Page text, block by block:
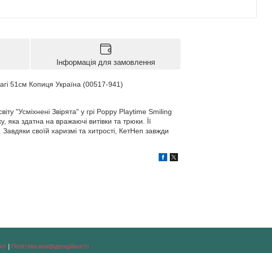
Інформація для замовлення
51см Копиця Україна (00517-941)
"Усміхнені Звірята" у грі Poppy Playtime Smiling
здатна на вражаючі витівки та трюки. Її
своїй харизмі та хитрості, КетНеп завжди
| Політика конфіденційності